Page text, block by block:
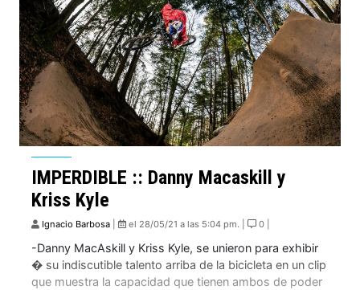
IMPERDIBLE :: Danny Macaskill y
Kriss Kyle
Ignacio Barbosa el 28/05/21 a las 5:04 pm. | 0 |
-Danny MacAskill y Kriss Kyle, se unieron para exhibir
� su indiscutible talento arriba de la bicicleta en un clip
que muestra la capacidad que tienen ambos de poder